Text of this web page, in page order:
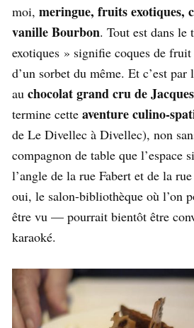
moi, meringue, fruits exotiques,
vanille Bourbon. Tout est dans
exotiques » signifie coques de
d’un sorbet du même. Et c’est par
au chocolat grand cru de
termine cette aventure culino-
de Le Divellec à Divellec), non
compagnon de table que l’espace
l’angle de la rue Fabert et de la
oui, le salon-bibliothèque où l’on
être vu — pourrait bientôt être
karaoké.